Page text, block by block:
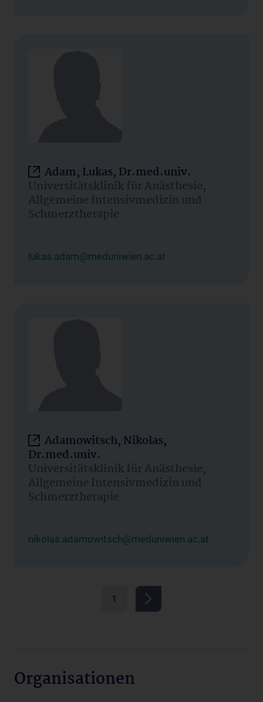
Adam, Lukas, Dr.med.univ.
Universitätsklinik für Anästhesie,
Allgemeine Intensivmedizin und
Schmerztherapie
lukas.adam@meduniwien.ac.at
Adamowitsch, Nikolas,
Dr.med.univ.
Universitätsklinik für Anästhesie,
Allgemeine Intensivmedizin und
Schmerztherapie
nikolas.adamowitsch@meduniwien.ac.at
1
Organisationen